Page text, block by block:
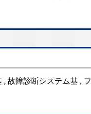
故障診断システム基 , フ